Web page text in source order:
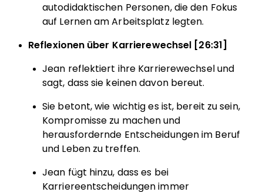
autodidaktischen Personen, die den Fokus
auf Lernen am Arbeitsplatz legten.
Reflexionen über Karrierewechsel [26:31]
Jean reflektiert ihre Karrierewechsel und
sagt, dass sie keinen davon bereut.
Sie betont, wie wichtig es ist, bereit zu sein,
Kompromisse zu machen und
herausfordernde Entscheidungen im Beruf
und Leben zu treffen.
Jean fügt hinzu, dass es bei
Karriereentscheidungen immer